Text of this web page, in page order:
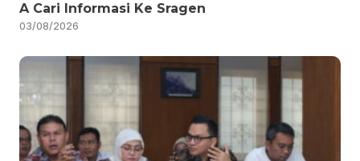
A Cari Informasi Ke Sragen
03/08/2026